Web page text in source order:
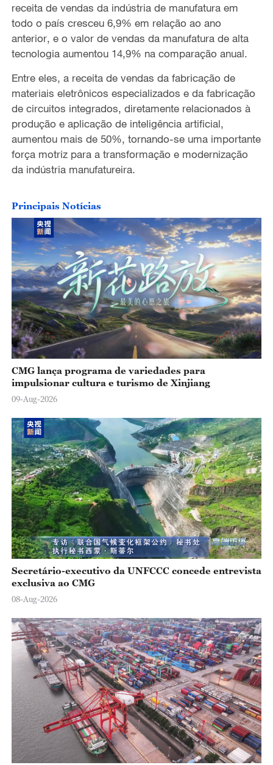
receita de vendas da indústria de manufatura em
todo o país cresceu 6,9% em relação ao ano
anterior, e o valor de vendas da manufatura de alta
tecnologia aumentou 14,9% na comparação anual.
Entre eles, a receita de vendas da fabricação de
materiais eletrônicos especializados e da fabricação
de circuitos integrados, diretamente relacionados à
produção e aplicação de inteligência artificial,
aumentou mais de 50%, tornando-se uma importante
força motriz para a transformação e modernização
da indústria manufatureira.
Principais Notícias
CMG lança programa de variedades para
impulsionar cultura e turismo de Xinjiang
09-Aug-2026
Secretário-executivo da UNFCCC concede entrevista
exclusiva ao CMG
08-Aug-2026